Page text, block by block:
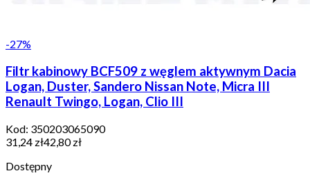
-27%
Filtr kabinowy BCF509 z węglem aktywnym Dacia
Logan, Duster, Sandero Nissan Note, Micra III
Renault Twingo, Logan, Clio III
Kod: 350203065090
31,24 zł42,80 zł
Dostępny